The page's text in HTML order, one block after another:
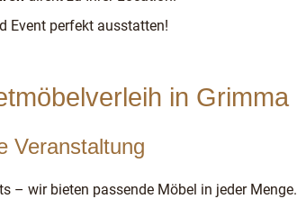
Event perfekt ausstatten!
in Grimma
Veranstaltung
– wir bieten passende Möbel in jeder Menge.